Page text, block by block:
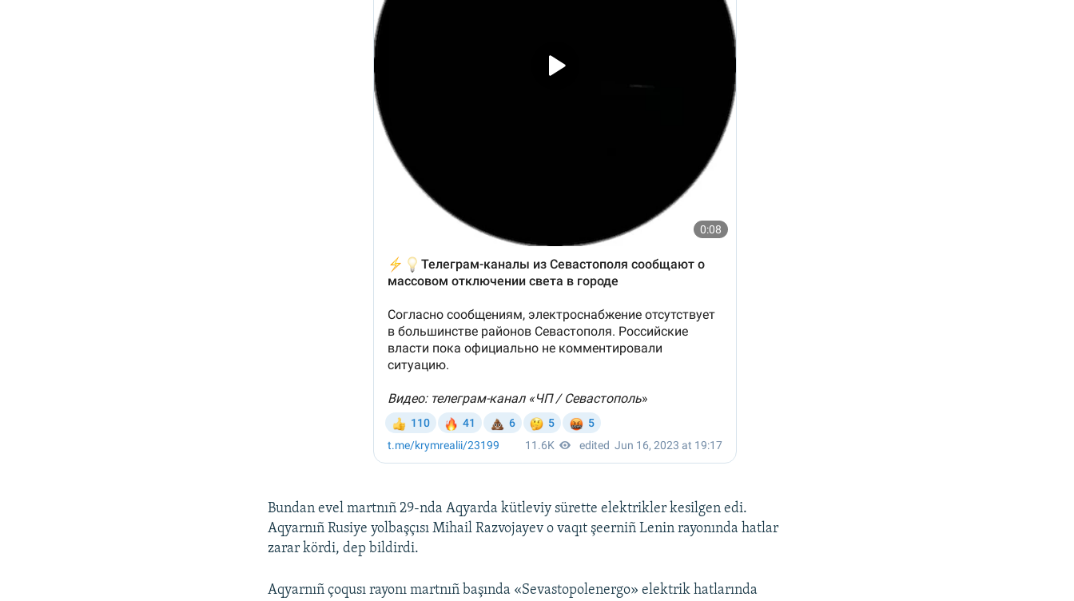
Bundan evel martnıñ 29-nda Aqyarda kütleviy sürette elektrikler kesilgen edi.
Aqyarnıñ Rusiye yolbaşçısı Mihail Razvojayev o vaqıt şeerniñ Lenin rayonında hatlar
zarar kördi, dep bildirdi.
Aqyarnıñ çoqusı rayonı martnıñ başında «Sevastopolenergo» elektrik hatlarında